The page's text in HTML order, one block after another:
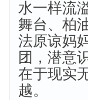
水一样流
舞台、柏
法原谅妈
团，潜意
在于现实
越。